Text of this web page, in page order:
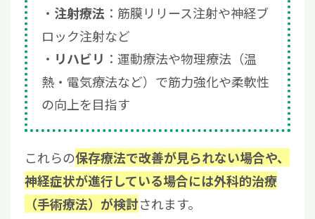
注射療法 ：筋膜リリース注射や神経ブ
ロック注射など
リハビリ ：運動療法や物理療法（温
熱・電気療法など）で筋力強化や柔軟性
の向上を目指す
これらの保存療法で改善が見られない場合や、
神経症状が進行している場合には外科的治療
（手術療法）が検討されます。